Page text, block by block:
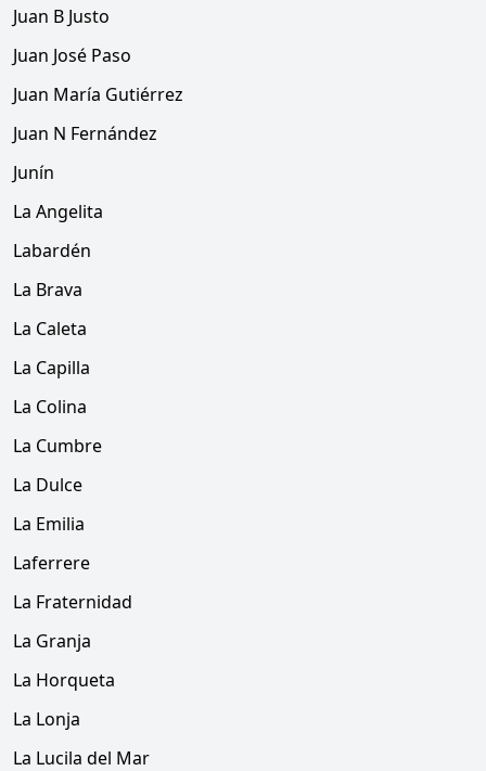
Juan B Justo
Juan José Paso
Juan María Gutiérrez
Juan N Fernández
Junín
La Angelita
Labardén
La Brava
La Caleta
La Capilla
La Colina
La Cumbre
La Dulce
La Emilia
Laferrere
La Fraternidad
La Granja
La Horqueta
La Lonja
La Lucila del Mar